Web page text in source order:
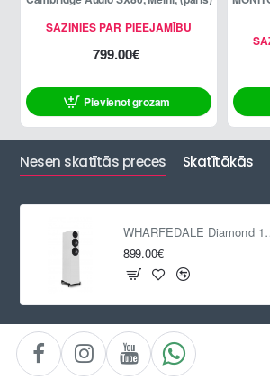
SAZINIES PAR PIEEJAMĪBU
799.00€
Pievienot grozam
Nesen skatītās preces Skatītākās
899.00€